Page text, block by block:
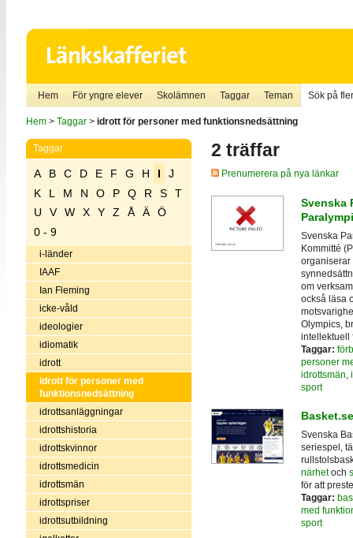
Hem För yngre elever Skolämnen Taggar Teman Sök på
Hem> Taggar> idrott för personer med funktionsnedsättning
Taggar
A B C D E F G H I
J
K
L M N O P Q R S
T
U
V W X Y Z Å Ä
Ö
0 - 9
i-länder
IAAF
Ian Fleming
icke-våld
ideologier
idiomatik
idrott
idrott för personer med
funktionsnedsättning
idrottsanläggningar
idrottshistoria
idrottskvinnor
idrottsmedicin
idrottsmän
idrottspriser
idrottsutbildning
2 träffar
Prenumerera på nya länkar
Svenska
Svenska
Kommitté
organiserar
om
också läsa
Olympics,
intellektuell
Taggar:
personer
idrottsmän
sport
Basket.se
Svenska
seriespel,
närhetoch
för att
Taggar:
med
sport